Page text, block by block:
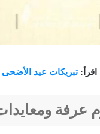
اقرأ:تبريكات عيد
عرفة